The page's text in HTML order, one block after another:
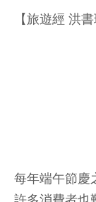
【旅遊經 洪書
每年端午節慶